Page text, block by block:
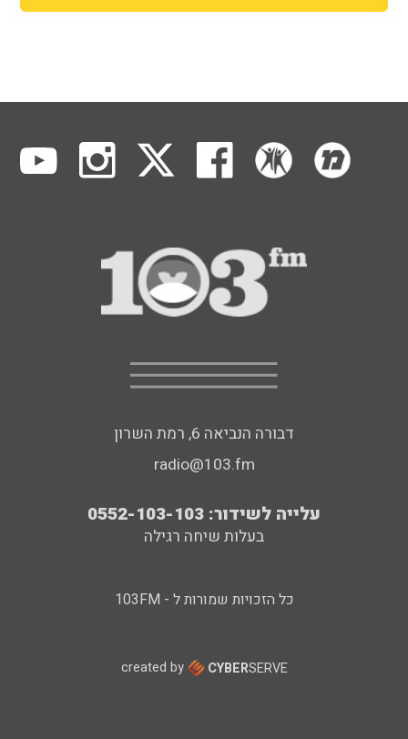
דבורה הנביאה 6, רמת השרון
radio@103.fm
עלייה לשידור: 0552-103-103
בעלות שיחה רגילה
כל הזכויות שמורות ל - 103FM
created by CYBERSERVE